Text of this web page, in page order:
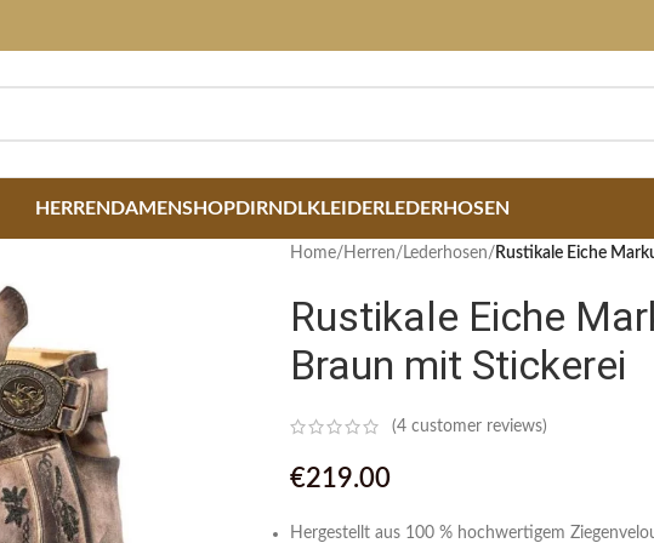
HERREN DAMENSHOPDIRNDLKLEIDERLEDERHOSEN
Home/ Herren/ Lederhosen/ Rustikale Eiche
Rustikale Eiche
Braun mit Stickerei
(4 customer reviews)
€219.00
Hergestellt aus 100 % hochwertigem